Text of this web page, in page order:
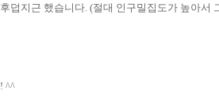
덥지근 했습니다 . (절대 인구밀집도가 높아서
^^